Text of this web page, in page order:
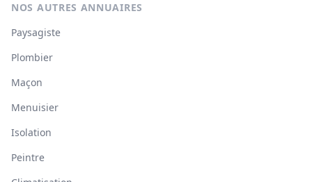
NOS AUTRES ANNUAIRES
Paysagiste
Plombier
Maçon
Menuisier
Isolation
Peintre